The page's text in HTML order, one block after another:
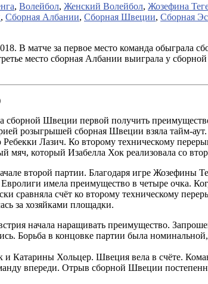
, Волейбол, Женский Волейбол, Жозефина
, Сборная Албании, Сборная Швеции, Сборная
В матче за первое место команда обыграла
место сборная Албании выиграла у
Швеции первой получить
розыгрышей сборная Швеции взяла тайм-
Лазич. Ко второму техническому
который Изабелла Хок реализовала со
второй партии. Благодаря игре Жозефины
имела преимущество в четыре очка.
сравняла счёт ко второму техническому
за хозяйками площадки.
начала наращивать преимущество.
Борьба в концовке партии была
Катарины Хольцер. Швеция вела в счёте.
впереди. Отрыв сборной Швеции